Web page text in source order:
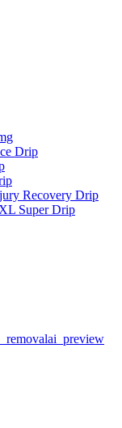
Drip
Recovery Drip
Super Drip